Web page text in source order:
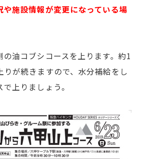
や施設情報が変更になっている場
油コブシコースを上ります。約1
りが続きますので、水分補給をし
上りましょう。